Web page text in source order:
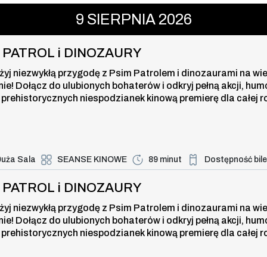
9 SIERPNIA 2026
PATROL i DINOZAURY
niezwykłą przygodę z Psim Patrolem i dinozaurami na
Dołącz do ulubionych bohaterów i odkryj pełną akcji,
niespodzianek kinową premierę dla całej
Sala SEANSE KINOWE 89 minut Dostępność
Duża dostępność
i DINOZAURY , 9 sierpnia
PATROL i DINOZAURY
niezwykłą przygodę z Psim Patrolem i dinozaurami na
Dołącz do ulubionych bohaterów i odkryj pełną akcji,
niespodzianek kinową premierę dla całej